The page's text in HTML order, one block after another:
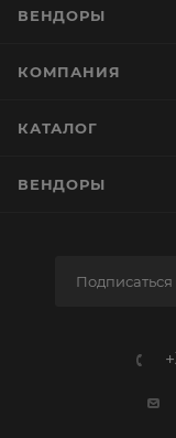
ВЕНДОРЫ
КОМПАНИЯ
КАТАЛОГ
ВЕНДОРЫ